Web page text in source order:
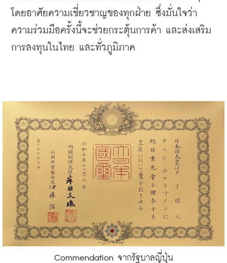
โดยอาศัยความเชี่ยวชาญของทุกฝ่าย ซึ่งมั่นใจว่า
ความร่วมมือครั้งนี้จะช่วยกระตุ้นการค้า และส่งเสริม
การลงทุนในไทย และทั่วภูมิภาค
Commendation จากรัฐบาลญี่ปุ่น